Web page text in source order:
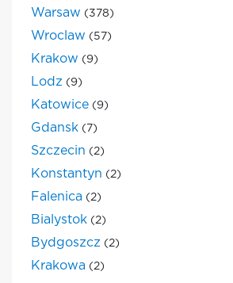
Warsaw (378)
Wroclaw (57)
Krakow (9)
Lodz (9)
Katowice (9)
Gdansk (7)
Szczecin (2)
Konstantyn (2)
Falenica (2)
Bialystok (2)
Bydgoszcz (2)
Krakowa (2)